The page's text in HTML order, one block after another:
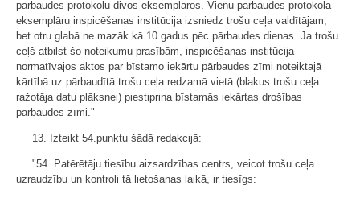
pārbaudes protokolu divos eksemplāros. Vienu pārbaudes protokola
eksemplāru inspicēšanas institūcija izsniedz trošu ceļa valdītājam,
bet otru glabā ne mazāk kā 10 gadus pēc pārbaudes dienas. Ja trošu
ceļš atbilst šo noteikumu prasībām, inspicēšanas institūcija
normatīvajos aktos par bīstamo iekārtu pārbaudes zīmi noteiktajā
kārtībā uz pārbaudītā trošu ceļa redzamā vietā (blakus trošu ceļa
ražotāja datu plāksnei) piestiprina bīstamās iekārtas drošības
pārbaudes zīmi."
13. Izteikt 54.punktu šādā redakcijā:
"54. Patērētāju tiesību aizsardzības centrs, veicot trošu ceļa
uzraudzību un kontroli tā lietošanas laikā, ir tiesīgs: